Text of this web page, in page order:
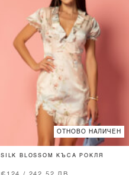
ОТНОВО НАЛИЧЕН
SILK BLOSSOM КЪСА РОКЛЯ